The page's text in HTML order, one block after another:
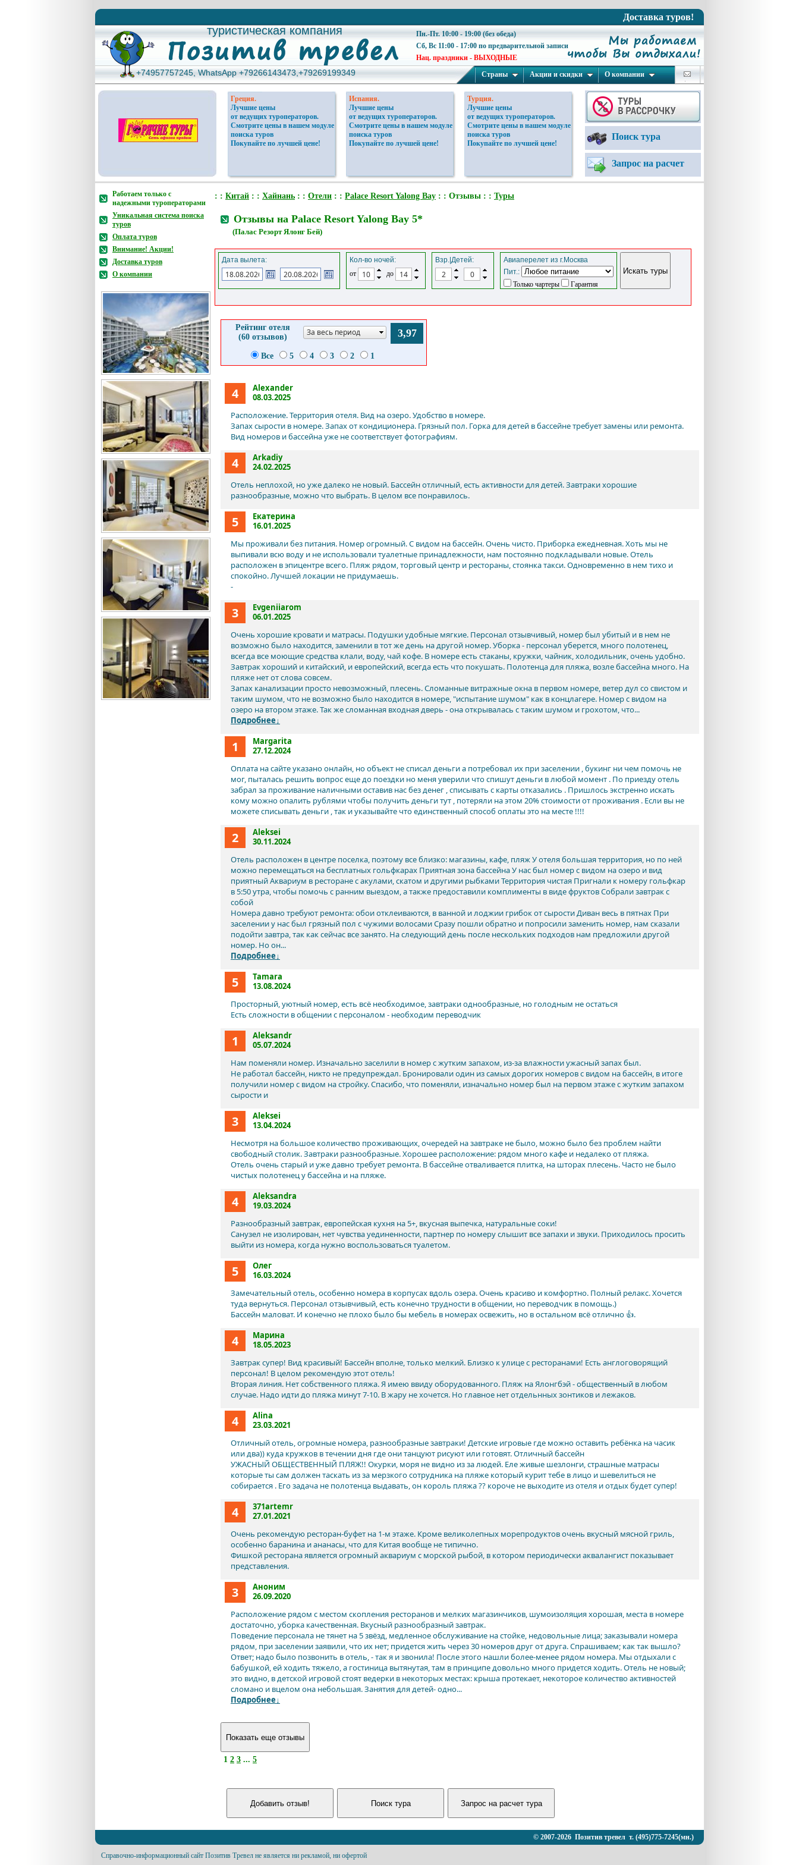
Доставка туров!
туристическая компания
туристическая компания
Пн.-Пт. 10:00 - 19:00 (без обеда)
Сб, Вс 11:00 - 17:00 по предварительной записи
Нац. праздники - ВЫХОДНЫЕ
+74957757245, WhatsApp +79266143473,+79269199349
+74957757245, WhatsApp +79266143473,+79269199349 Страны Акции и скидки О компании
Греция.
Лучшие цены
от ведущих туроператоров.
Смотрите цены в нашем модуле
поиска туров
Покупайте по лучшей цене!
Испания.
Лучшие цены
от ведущих туроператоров.
Смотрите цены в нашем модуле
поиска туров
Покупайте по лучшей цене!
Турция.
Лучшие цены
от ведущих туроператоров.
Смотрите цены в нашем модуле
поиска туров
Покупайте по лучшей цене!
Поиск тура
Запрос на расчет
Работаем только с
надежными туроператорами
Уникальная система поиска
туров
Оплата туров
Внимание! Акции!
Доставка туров
О компании
: : Китай : : Хайнань : : Отели : : Palace Resort Yalong Bay : : Отзывы : : Туры
Отзывы на Palace Resort Yalong Bay 5*
(Палас Резорт Ялонг Бей)
Дата вылета:
Кол-во ночей:
от
до
Взр.|Детей:
Авиаперелет из г.Москва
Пит.:
Только чартеры
Гарантия
Рейтинг отеля
(60 отзывов)
За весь период 3,97
Все 5 4 3 2 1
4
Alexander
08.03.2025
Расположение. Территория отеля. Вид на озеро. Удобство в номере.
Запах сырости в номере. Запах от кондиционера. Грязный пол. Горка для детей в бассейне требует замены или ремонта.
Вид номеров и бассейна уже не соответствует фотографиям.
4
Arkadiy
24.02.2025
Отель неплохой, но уже далеко не новый. Бассейн отличный, есть активности для детей. Завтраки хорошие
разнообразные, можно что выбрать. В целом все понравилось.
5
Екатерина
16.01.2025
Мы проживали без питания. Номер огромный. С видом на бассейн. Очень чисто. Приборка ежедневная. Хоть мы не
выпивали всю воду и не использовали туалетные принадлежности, нам постоянно подкладывали новые. Отель
расположен в эпицентре всего. Пляж рядом, торговый центр и рестораны, стоянка такси. Одновременно в нем тихо и
спокойно. Лучшей локации не придумаешь.
-
3
Evgeniiarom
06.01.2025
Очень хорошие кровати и матрасы. Подушки удобные мягкие. Персонал отзывчивый, номер был убитый и в нем не
возможно было находится, заменили в тот же день на другой номер. Уборка - персонал уберется, много полотенец,
всегда все моющие средства клали, воду, чай кофе. В номере есть стаканы, кружки, чайник, холодильник, очень удобно.
Завтрак хороший и китайский, и европейский, всегда есть что покушать. Полотенца для пляжа, возле бассейна много. На
пляже нет от слова совсем.
Запах канализации просто невозможный, плесень. Сломанные витражные окна в первом номере, ветер дул со свистом и
таким шумом, что не возможно было находится в номере, "испытание шумом" как в концлагере. Номер с видом на
озеро на втором этаже. Так же сломанная входная дверь - она открывалась с таким шумом и грохотом, что...
Подробнее↓
1
Margarita
27.12.2024
Оплата на сайте указано онлайн, но объект не списал деньги а потребовал их при заселении , букинг ни чем помочь не
мог, пыталась решить вопрос еще до поездки но меня уверили что спишут деньги в любой момент . По приезду отель
забрал за проживание наличными оставив нас без денег , списывать с карты отказались . Пришлось экстренно искать
кому можно опалить рублями чтобы получить деньги тут , потеряли на этом 20% стоимости от проживания . Если вы не
можете списывать деньги , так и указывайте что единственный способ оплаты это на месте !!!!
2
Aleksei
30.11.2024
Отель расположен в центре поселка, поэтому все близко: магазины, кафе, пляж У отеля большая территория, но по ней
можно перемещаться на бесплатных гольфкарах Приятная зона бассейна У нас был номер с видом на озеро и вид
приятный Аквариум в ресторане с акулами, скатом и другими рыбками Территория чистая Пригнали к номеру гольфкар
в 5:50 утра, чтобы помочь с ранним выездом, а также предоставили комплименты в виде фруктов Собрали завтрак с
собой
Номера давно требуют ремонта: обои отклеиваются, в ванной и лоджии грибок от сырости Диван весь в пятнах При
заселении у нас был грязный пол с чужими волосами Сразу пошли обратно и попросили заменить номер, нам сказали
подойти завтра, так как сейчас все занято. На следующий день после нескольких подходов нам предложили другой
номер. Но он...
Подробнее↓
5
Tamara
13.08.2024
Просторный, уютный номер, есть всё необходимое, завтраки однообразные, но голодным не остаться
Есть сложности в общении с персоналом - необходим переводчик
1
Aleksandr
05.07.2024
Нам поменяли номер. Изначально заселили в номер с жутким запахом, из-за влажности ужасный запах был.
Не работал бассейн, никто не предупреждал. Бронировали один из самых дорогих номеров с видом на бассейн, в итоге
получили номер с видом на стройку. Спасибо, что поменяли, изначально номер был на первом этаже с жутким запахом
сырости и
3
Aleksei
13.04.2024
Несмотря на большое количество проживающих, очередей на завтраке не было, можно было без проблем найти
свободный столик. Завтраки разнообразные. Хорошее расположение: рядом много кафе и недалеко от пляжа.
Отель очень старый и уже давно требует ремонта. В бассейне отваливается плитка, на шторах плесень. Часто не было
чистых полотенец у бассейна и на пляже.
4
Aleksandra
19.03.2024
Разнообразный завтрак, европейская кухня на 5+, вкусная выпечка, натуральные соки!
Санузел не изолирован, нет чувства уединенности, партнер по номеру слышит все запахи и звуки. Приходилось просить
выйти из номера, когда нужно воспользоваться туалетом.
5
Олег
16.03.2024
Замечательный отель, особенно номера в корпусах вдоль озера. Очень красиво и комфортно. Полный релакс. Хочется
туда вернуться. Персонал отзывчивый, есть конечно трудности в общении, но переводчик в помощь.)
Бассейн маловат. И конечно не плохо было бы мебель в номерах освежить, но в остальном всё отлично 👍.
4
Марина
18.05.2023
Завтрак супер! Вид красивый! Бассейн вполне, только мелкий. Близко к улице с ресторанами! Есть англоговорящий
персонал! В целом рекомендую этот отель!
Вторая линия. Нет собственного пляжа. Я имею ввиду оборудованного. Пляж на Ялонгбэй - общественный в любом
случае. Надо идти до пляжа минут 7-10. В жару не хочется. Но главное нет отдельнных зонтиков и лежаков.
4
Alina
23.03.2021
Отличный отель, огромные номера, разнообразные завтраки! Детские игровые где можно оставить ребёнка на часик
или два)) куда кружков в течении дня где они танцуют рисуют или готовят. Отличный бассейн
УЖАСНЫЙ ОБЩЕСТВЕННЫЙ ПЛЯЖ!! Окурки, моря не видно из за людей. Еле живые шезлонги, страшные матрасы
которые ты сам должен таскать из за мерзкого сотрудника на пляже который курит тебе в лицо и шевелиться не
собирается . Его задача не полотенца выдавать, он король пляжа ?? короче не выходите из отеля и отдых будет супер!
4
371artemr
27.01.2021
Очень рекомендую ресторан-буфет на 1-м этаже. Кроме великолепных морепродуктов очень вкусный мясной гриль,
особенно баранина и ананасы, что для Китая вообще не типично.
Фишкой ресторана является огромный аквариум с морской рыбой, в котором периодически аквалангист показывает
представления.
3
Аноним
26.09.2020
Расположение рядом с местом скопления ресторанов и мелких магазинчиков, шумоизоляция хорошая, места в номере
достаточно, уборка качественная. Вкусный разнообразный завтрак.
Поведение персонала не тянет на 5 звёзд, медленное обслуживание на стойке, недовольные лица; заказывали номера
рядом, при заселении заявили, что их нет; придется жить через 30 номеров друг от друга. Спрашиваем; как так вышло?
Ответ; надо было позвонить в отель, - так я и звонила! После этого нашли более-менее рядом номера. Мы отдыхали с
бабушкой, ей ходить тяжело, а гостиница вытянутая, там в принципе довольно много придется ходить. Отель не новый;
это видно, в детской игровой стоят ведерки в некоторых местах: крыша протекает, некоторое количество активностей
сломано и вцелом она небольшая. Занятия для детей- одно...
Подробнее↓
1 2 3 ... 5
© 2007-2026 Позитив тревел т. (495)775-7245(мн.)
Справочно-информационный сайт Позитив Тревел не является ни рекламой, ни офертой